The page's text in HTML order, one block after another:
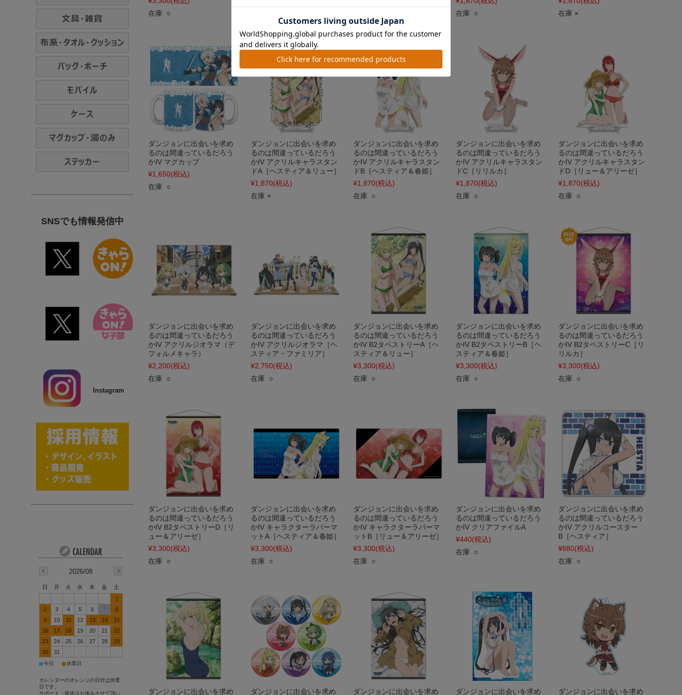
在庫 ○
在庫 ○
在庫 ×
ダンジョンに出会いを求め
るのは間違っているだろう
かIV マグカップ
¥1,650(税込)
在庫 ○
ダンジョンに出会いを求め
るのは間違っているだろう
かIV アクリルキャラスタン
ドA［ヘスティア＆リュー］
¥1,870(税込)
在庫 ×
ダンジョンに出会いを求め
るのは間違っているだろう
かIV アクリルキャラスタン
ドB［ヘスティア＆春姫］
¥1,870(税込)
在庫 ○
ダンジョンに出会いを求め
るのは間違っているだろう
かIV アクリルキャラスタン
ドC［リリルカ］
¥1,870(税込)
在庫 ○
ダンジョンに出会いを求め
るのは間違っているだろう
かIV アクリルキャラスタン
ドD［リュー＆アリーゼ］
¥1,870(税込)
在庫 ○
ダンジョンに出会いを求め
るのは間違っているだろう
かIV アクリルジオラマ（デ
フォルメキャラ）
¥2,200(税込)
在庫 ○
ダンジョンに出会いを求め
るのは間違っているだろう
かIV アクリルジオラマ［ヘ
スティア・ファミリア］
¥2,750(税込)
在庫 ○
ダンジョンに出会いを求め
るのは間違っているだろう
かIV B2タペストリーA［ヘ
スティア＆リュー］
¥3,300(税込)
在庫 ○
ダンジョンに出会いを求め
るのは間違っているだろう
かIV B2タペストリーB［ヘ
スティア＆春姫］
¥3,300(税込)
在庫 ○
ダンジョンに出会いを求め
るのは間違っているだろう
かIV B2タペストリーC［リ
リルカ］
¥3,300(税込)
在庫 ○
ダンジョンに出会いを求め
るのは間違っているだろう
かIV B2タペストリーD［リ
ュー＆アリーゼ］
¥3,300(税込)
在庫 ○
ダンジョンに出会いを求め
るのは間違っているだろう
かIV キャラクターラバーマ
ットA［ヘスティア＆春姫］
¥3,300(税込)
在庫 ○
ダンジョンに出会いを求め
るのは間違っているだろう
かIV キャラクターラバーマ
ットB［リュー＆アリーゼ］
¥3,300(税込)
在庫 ○
ダンジョンに出会いを求め
るのは間違っているだろう
かIV クリアファイルA
¥440(税込)
在庫 ○
ダンジョンに出会いを求め
るのは間違っているだろう
かIV アクリルコースター
B［ヘスティア］
¥880(税込)
在庫 ○
ダンジョンに出会いを求め ダンジョンに出会いを求め ダンジョンに出会いを求め ダンジョンに出会いを求め ダンジョンに出会いを求め
SNSでも情報発信中
Instagram
2026/08
日 月 火 水 木 金
土
1
2
3 4 5 6 7
8
9
10 11 12 13 14
15
16
17 18 19 20 21
22
23
24 25 26 27 28
29
30
31
■今日 ■休業日
カレンダーのオレンジの日付は休業
日です。
サポート・発送はお休みさせて頂い